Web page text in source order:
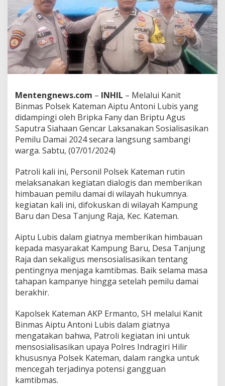
m
a
s
o
s
e
K
a
t
e
m
a
n
i
p
t
u
A
n
n
i
L
u
b
i
e
n
c
a
r
L
a
Mentengnews.com – INHIL – Melalui Kanit
Binmas Polsek Kateman Aiptu Antoni Lubis yang
didampingi oleh Bripka Fany dan Briptu Agus
Saputra Siahaan Gencar Laksanakan Sosialisasikan
Pemilu Damai 2024 secara langsung sambangi
warga. Sabtu, (07/01/2024)
Patroli kali ini, Personil Polsek Kateman rutin
melaksanakan kegiatan dialogis dan memberikan
himbauan pemilu damai di wilayah hukumnya.
kegiatan kali ini, difokuskan di wilayah Kampung
Baru dan Desa Tanjung Raja, Kec. Kateman.
Aiptu Lubis dalam giatnya memberikan himbauan
kepada masyarakat Kampung Baru, Desa Tanjung
Raja dan sekaligus mensosialisasikan tentang
pentingnya menjaga kamtibmas. Baik selama masa
tahapan kampanye hingga setelah pemilu damai
berakhir.
Kapolsek Kateman AKP Ermanto, SH melalui Kanit
Binmas Aiptu Antoni Lubis dalam giatnya
mengatakan bahwa, Patroli kegiatan ini untuk
mensosialisasikan upaya Polres Indragiri Hilir
khususnya Polsek Kateman, dalam rangka untuk
mencegah terjadinya potensi gangguan
kamtibmas.